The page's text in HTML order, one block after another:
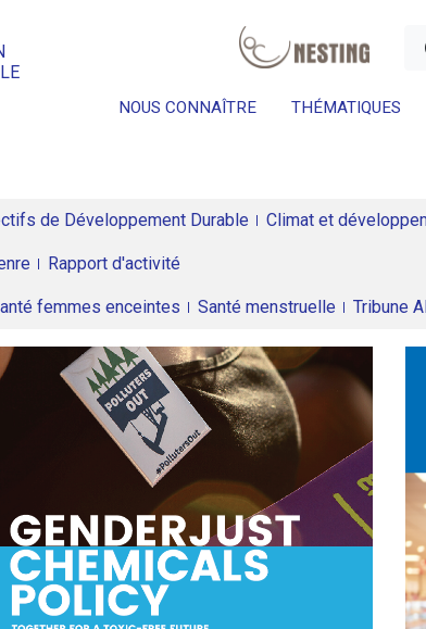
NOUS CONNAÎTRE THÉMATIQUES
de Développement Durable Climat et
Rapport d'activité
femmes enceintes Santé menstruelle Tribune